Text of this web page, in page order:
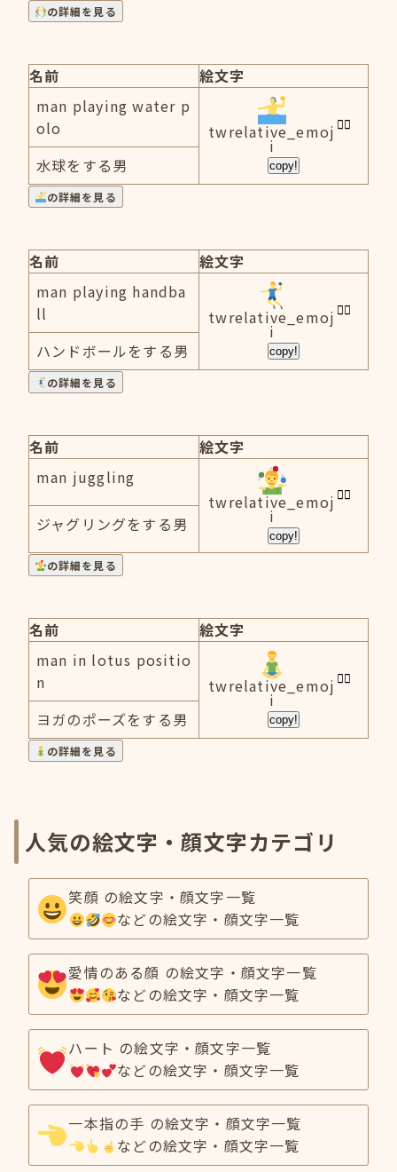
の詳細を見る
名前
絵文字
man playing water p
olo
twrelative_emoj
i
copy!
水球をする男
の詳細を見る
名前
絵文字
man playing handba
ll
twrelative_emoj
i
copy!
ハンドボールをする男
の詳細を見る
名前
絵文字
man juggling
twrelative_emoj
i
copy!
ジャグリングをする男
の詳細を見る
名前
絵文字
man in lotus positio
n
twrelative_emoj
i
copy!
ヨガのポーズをする男
の詳細を見る
人気の絵文字・顔文字カテゴリ
笑顔 の絵文字・顔文字一覧
などの絵文字・顔文字一覧
愛情のある顔 の絵文字・顔文字一覧
などの絵文字・顔文字一覧
ハート の絵文字・顔文字一覧
などの絵文字・顔文字一覧
一本指の手 の絵文字・顔文字一覧
などの絵文字・顔文字一覧